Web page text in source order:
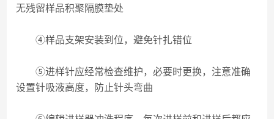
无残留样品积聚隔膜垫处
④样品支架安装到位，避免针扎错位
⑤进样针应经常检查维护，必要时更换，注意准确
设置针吸液高度，防止针头弯曲